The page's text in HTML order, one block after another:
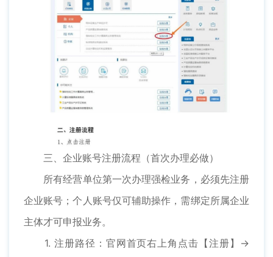
三、企业账号注册流程（首次办理必做）
所有经营单位第一次办理强检业务，必须先注册
企业账号；个人账号仅可辅助操作，需绑定所属企业
主体才可申报业务。
1. 注册路径：官网首页右上角点击【注册】→